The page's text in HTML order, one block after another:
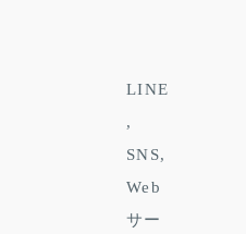
LINE
SNS
Web
サー